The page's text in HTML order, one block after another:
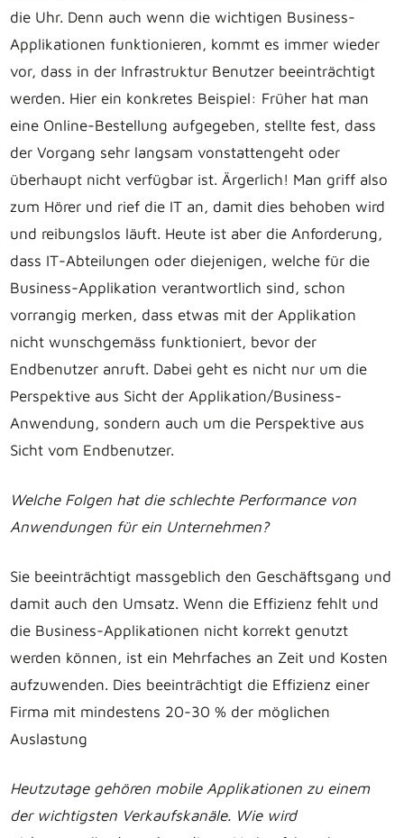
die Uhr. Denn auch wenn die wichtigen Business-
Applikationen funktionieren, kommt es immer wieder
vor, dass in der Infrastruktur Benutzer beeinträchtigt
werden. Hier ein konkretes Beispiel: Früher hat man
eine Online-Bestellung aufgegeben, stellte fest, dass
der Vorgang sehr langsam vonstattengeht oder
überhaupt nicht verfügbar ist. Ärgerlich! Man griff also
zum Hörer und rief die IT an, damit dies behoben wird
und reibungslos läuft. Heute ist aber die Anforderung,
dass IT-Abteilungen oder diejenigen, welche für die
Business-Applikation verantwortlich sind, schon
vorrangig merken, dass etwas mit der Applikation
nicht wunschgemäss funktioniert, bevor der
Endbenutzer anruft. Dabei geht es nicht nur um die
Perspektive aus Sicht der Applikation/Business-
Anwendung, sondern auch um die Perspektive aus
Sicht vom Endbenutzer.
Welche Folgen hat die schlechte Performance von
Anwendungen für ein Unternehmen?
Sie beeinträchtigt massgeblich den Geschäftsgang und
damit auch den Umsatz. Wenn die Effizienz fehlt und
die Business-Applikationen nicht korrekt genutzt
werden können, ist ein Mehrfaches an Zeit und Kosten
aufzuwenden. Dies beeinträchtigt die Effizienz einer
Firma mit mindestens 20-30 % der möglichen
Auslastung
Heutzutage gehören mobile Applikationen zu einem
der wichtigsten Verkaufskanäle. Wie wird